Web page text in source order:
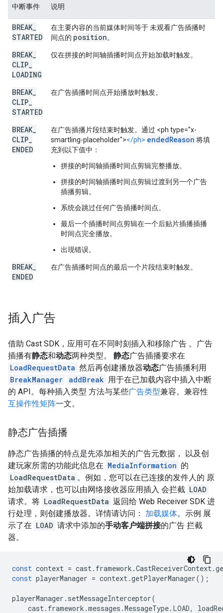
中断事件 说明
BREAK
STARTED
在主要内容的当前媒体时间等于 未观看广告插播时
间点的 position。
BREAK
CLIP
LOADING
仅在拼接的时间轴插播时间点开始加载时触发。
BREAK
CLIP
STARTED
在广告插播时间点开始播放时触发。
BREAK
CLIP
ENDED
在广告插播片段结束时触发。通过 <ph type="x-
smartling-placeholder"></ph> endedReason 将填
充到以下值中：
拼接的时间轴插播时间点剪辑完整播放。
拼接的时间轴插播时间点剪辑过渡到另一个广告
插播剪辑。
系统会跳过任何广告插播时间点。
最后一个插播时间点剪辑在一个后贴片插播插播
时间点完全播放。
出现错误。
BREAK
ENDED
在广告插播时间点的最后一个片段结束时触发。
插入广告
借助 Cast SDK，应用可在不同时刻插入和移除广告 。广告
插播有静态和动态两种类型。 静态广告插播要求在
LoadRequestData 然后再创建播放器动态广告插播利用
BreakManager
addBreak 用于在已加载内容中插入中断
的 API。每种插入类型 方法与某些广告类型兼容。兼容性
互操作性矩阵一文。
静态广告插播
静态广告插播的特点是先添加相关的广告元数据， 以及创
建玩家所需的功能此信息在 MediaInformation 的
LoadRequestData 。例如，您可以在已连接的发件人的 原
始加载请求，也可以由网络接收器应用插入 会拦截 LOAD
请求。将 LoadRequestData 返回给 Web Receiver SDK 进
行处理，则创建播放器。详情请访问： 加载媒体。示例 展
示了在 LOAD 请求中添加的手动客户端拼接的广告 拦截
器。
const context = cast. framework .CastReceiverContext.
const playerManager = context.getPlayerManager();
playerManager . setMessageInterceptor(
cast. framework .messages .MessageType. LOAD,